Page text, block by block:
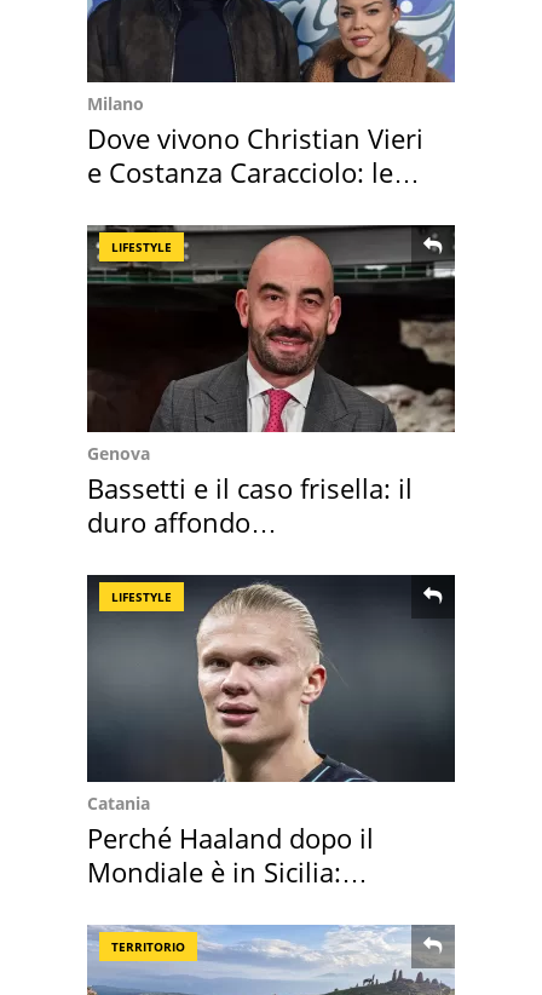
Milano
Dove vivono Christian Vieri
e Costanza Caracciolo: le
LIFESTYLE
Genova
Bassetti e il caso frisella: il
duro affondo
LIFESTYLE
Catania
Perché Haaland dopo il
Mondiale è in Sicilia:
TERRITORIO